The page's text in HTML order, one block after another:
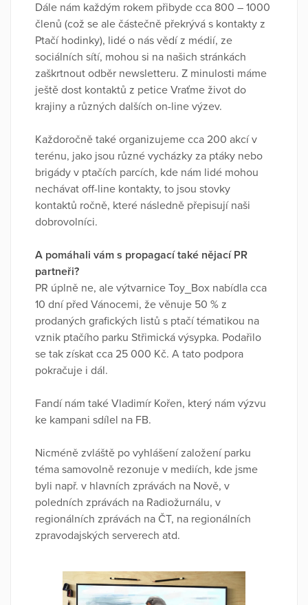
Dále nám každým rokem přibyde cca 800 – 1000
členů (což se ale částečně překrývá s kontakty z
Ptačí hodinky), lidé o nás vědí z médií, ze
sociálních sítí, mohou si na našich stránkách
zaškrtnout odběr newsletteru. Z minulosti máme
ještě dost kontaktů z petice Vraťme život do
krajiny a různých dalších on-line výzev.
Každoročně také organizujeme cca 200 akcí v
terénu, jako jsou různé vycházky za ptáky nebo
brigády v ptačích parcích, kde nám lidé mohou
nechávat off-line kontakty, to jsou stovky
kontaktů ročně, které následně přepisují naši
dobrovolníci.
A pomáhali vám s propagací také nějací PR
partneři?
PR úplně ne, ale výtvarnice Toy_Box nabídla cca
10 dní před Vánocemi, že věnuje 50 % z
prodaných grafických listů s ptačí tématikou na
vznik ptačího parku Střimická výsypka. Podařilo
se tak získat cca 25 000 Kč. A tato podpora
pokračuje i dál.
Fandí nám také Vladimír Kořen, který nám výzvu
ke kampani sdílel na FB.
Nicméně zvláště po vyhlášení založení parku
téma samovolně rezonuje v mediích, kde jsme
byli např. v hlavních zprávách na Nově, v
poledních zprávách na Radiožurnálu, v
regionálních zprávách na ČT, na regionálních
zpravodajských serverech atd.